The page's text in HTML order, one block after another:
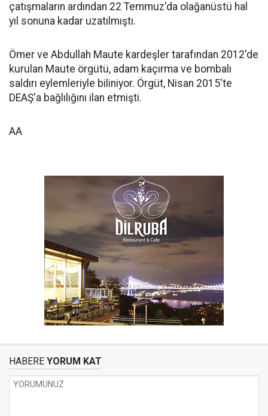
çatışmaların ardından 22 Temmuz'da olağanüstü hal
yıl sonuna kadar uzatılmıştı.
Ömer ve Abdullah Maute kardeşler tarafından 2012'de
kurulan Maute örgütü, adam kaçırma ve bombalı
saldırı eylemleriyle biliniyor. Örgüt, Nisan 2015'te
DEAŞ'a bağlılığını ilan etmişti.
AA
HABERE YORUM KAT